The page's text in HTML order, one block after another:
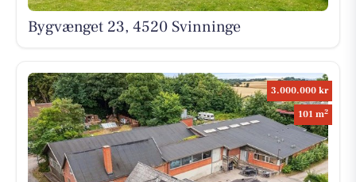
Bygvænget 23, 4520 Svinninge
3.000.000 kr
101 m2